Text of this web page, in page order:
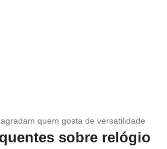
quem gosta de versatilidade
sobre relógio